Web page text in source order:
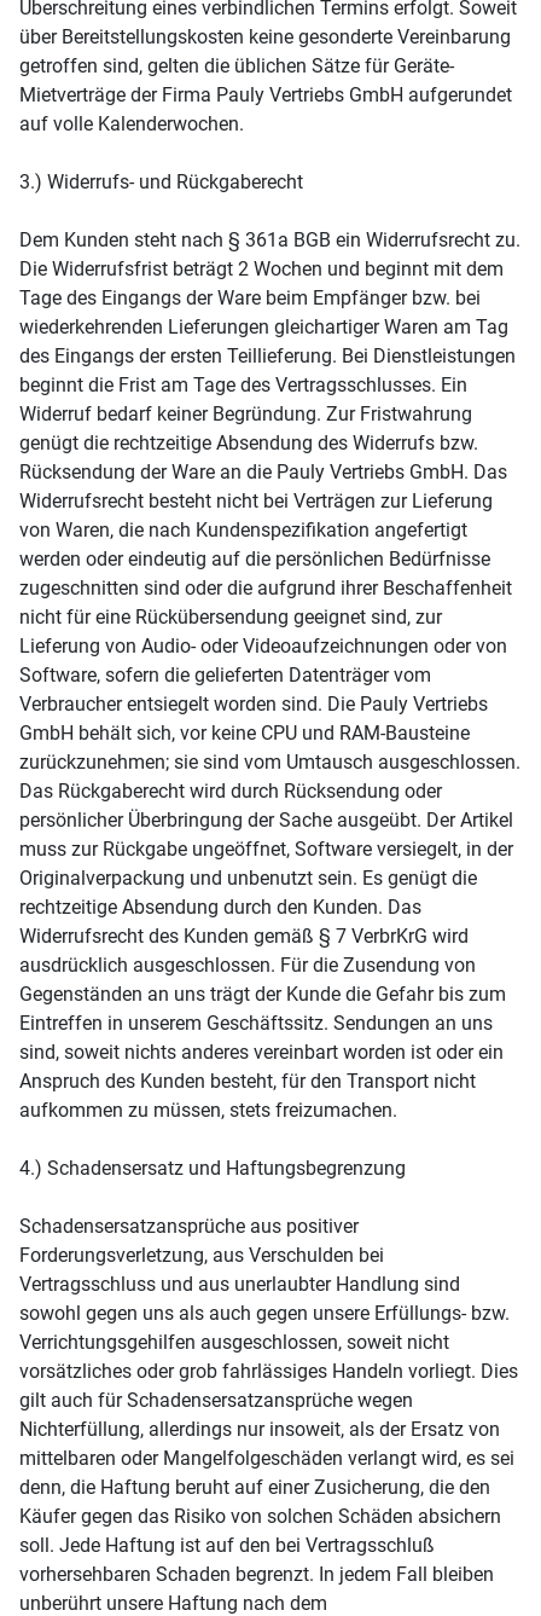
Überschreitung eines verbindlichen Termins erfolgt. Soweit
über Bereitstellungskosten keine gesonderte Vereinbarung
getroffen sind, gelten die üblichen Sätze für Geräte-
Mietverträge der Firma Pauly Vertriebs GmbH aufgerundet
auf volle Kalenderwochen.
3.) Widerrufs- und Rückgaberecht
Dem Kunden steht nach § 361a BGB ein Widerrufsrecht zu.
Die Widerrufsfrist beträgt 2 Wochen und beginnt mit dem
Tage des Eingangs der Ware beim Empfänger bzw. bei
wiederkehrenden Lieferungen gleichartiger Waren am Tag
des Eingangs der ersten Teillieferung. Bei Dienstleistungen
beginnt die Frist am Tage des Vertragsschlusses. Ein
Widerruf bedarf keiner Begründung. Zur Fristwahrung
genügt die rechtzeitige Absendung des Widerrufs bzw.
Rücksendung der Ware an die Pauly Vertriebs GmbH. Das
Widerrufsrecht besteht nicht bei Verträgen zur Lieferung
von Waren, die nach Kundenspezifikation angefertigt
werden oder eindeutig auf die persönlichen Bedürfnisse
zugeschnitten sind oder die aufgrund ihrer Beschaffenheit
nicht für eine Rückübersendung geeignet sind, zur
Lieferung von Audio- oder Videoaufzeichnungen oder von
Software, sofern die gelieferten Datenträger vom
Verbraucher entsiegelt worden sind. Die Pauly Vertriebs
GmbH behält sich, vor keine CPU und RAM-Bausteine
zurückzunehmen; sie sind vom Umtausch ausgeschlossen.
Das Rückgaberecht wird durch Rücksendung oder
persönlicher Überbringung der Sache ausgeübt. Der Artikel
muss zur Rückgabe ungeöffnet, Software versiegelt, in der
Originalverpackung und unbenutzt sein. Es genügt die
rechtzeitige Absendung durch den Kunden. Das
Widerrufsrecht des Kunden gemäß § 7 VerbrKrG wird
ausdrücklich ausgeschlossen. Für die Zusendung von
Gegenständen an uns trägt der Kunde die Gefahr bis zum
Eintreffen in unserem Geschäftssitz. Sendungen an uns
sind, soweit nichts anderes vereinbart worden ist oder ein
Anspruch des Kunden besteht, für den Transport nicht
aufkommen zu müssen, stets freizumachen.
4.) Schadensersatz und Haftungsbegrenzung
Schadensersatzansprüche aus positiver
Forderungsverletzung, aus Verschulden bei
Vertragsschluss und aus unerlaubter Handlung sind
sowohl gegen uns als auch gegen unsere Erfüllungs- bzw.
Verrichtungsgehilfen ausgeschlossen, soweit nicht
vorsätzliches oder grob fahrlässiges Handeln vorliegt. Dies
gilt auch für Schadensersatzansprüche wegen
Nichterfüllung, allerdings nur insoweit, als der Ersatz von
mittelbaren oder Mangelfolgeschäden verlangt wird, es sei
denn, die Haftung beruht auf einer Zusicherung, die den
Käufer gegen das Risiko von solchen Schäden absichern
soll. Jede Haftung ist auf den bei Vertragsschluß
vorhersehbaren Schaden begrenzt. In jedem Fall bleiben
unberührt unsere Haftung nach dem